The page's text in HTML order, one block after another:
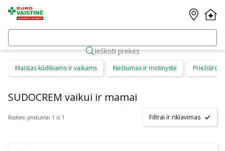
Ieškoti prekės
Maistas kūdikiams ir vaikams Nėštumas ir motinystė Priežiūros
SUDOCREM vaikui ir mamai
Rodomi produktai 1 iš 1 Filtrai ir rikiavimas